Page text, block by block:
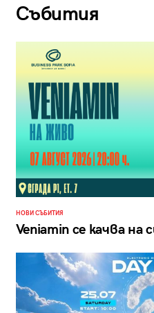
Събития
НОВИ СЪБИТИЯ
Veniamin се качва на